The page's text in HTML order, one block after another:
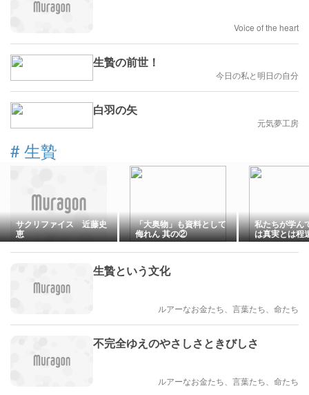
Voice of the heart
生贄の前世！
今日の私と明日の自分
白羽の矢
元気夢工房
# 生贄
サクリファイス 近藤史
恵
「大奥物」も資料として
侮れん 其の②
私たちが学ん
は真実とは程
崇拝を軸に語
論こそが唯一
生贄という文化
ルアーなお金たち、言葉たち、命たち
不完全ゆえのやさしさときびしさ
ルアーなお金たち、言葉たち、命たち